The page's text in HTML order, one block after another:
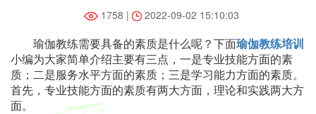
1758 | 2022-09-02 15:10:03
瑜伽教练需要具备的素质是什么呢？下面瑜伽教练培训
小编为大家简单介绍主要有三点，一是专业技能方面的素
质；二是服务水平方面的素质；三是学习能力方面的素质。
首先，专业技能方面的素质有两大方面，理论和实践两大方
面。